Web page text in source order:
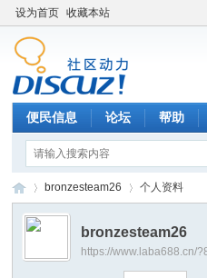
设为首页 收藏本站
便民信息 论坛 帮助
›
bronzesteam26 个人资料
bronzesteam26
https://www.laba688.cn/